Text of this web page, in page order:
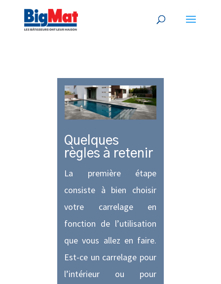
Quelques
règles à retenir
La première étape
consiste à bien choisir
votre carrelage en
fonction de l’utilisation
que vous allez en faire.
Est-ce un carrelage pour
l’intérieur ou pour